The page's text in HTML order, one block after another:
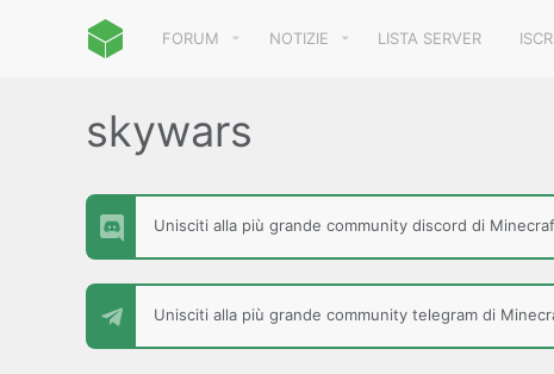
FORUM NOTIZIE LISTA SERVER
skywars
Unisciti alla più grande community discord di
Unisciti alla più grande community telegram di